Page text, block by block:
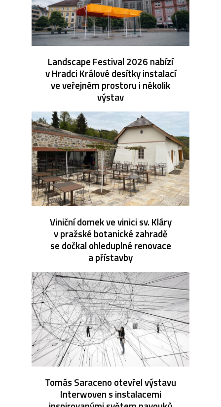
Landscape Festival 2026 nabízí
v Hradci Králové desítky instalací
ve veřejném prostoru i několik
výstav
Viniční domek ve vinici sv. Kláry
v pražské botanické zahradě
se dočkal ohleduplné renovace
a přístavby
Tomás Saraceno otevřel výstavu
Interwoven s instalacemi